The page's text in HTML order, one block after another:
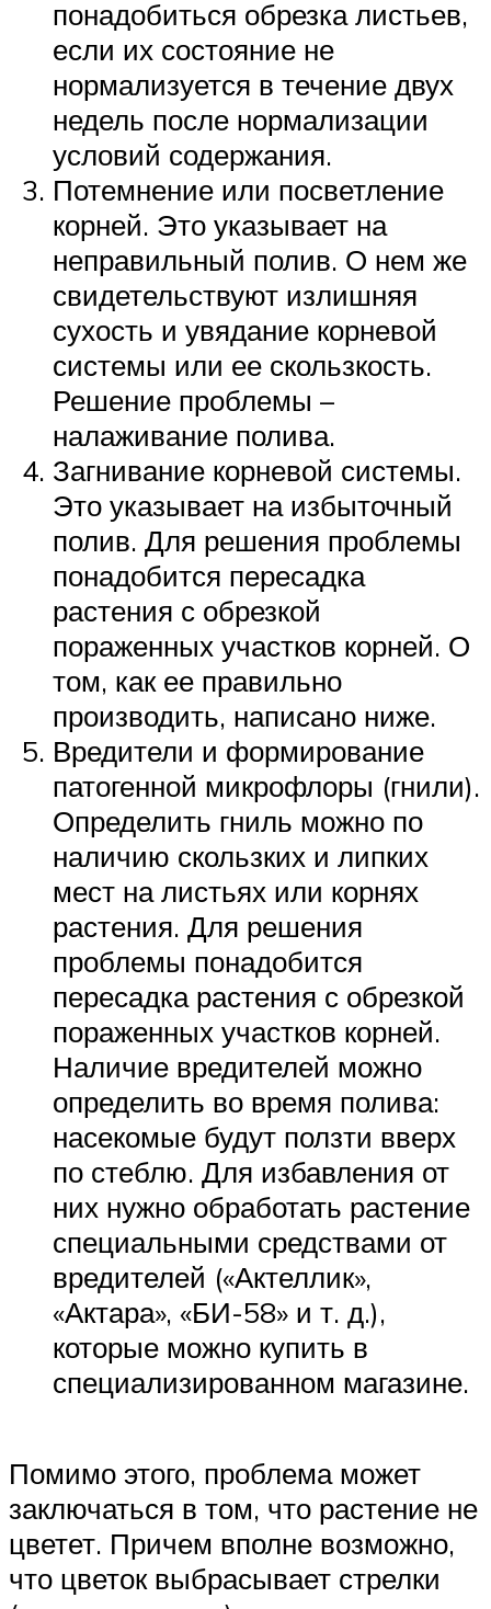
понадобиться обрезка листьев,
если их состояние не
нормализуется в течение двух
недель после нормализации
условий содержания.
Потемнение или посветление
корней. Это указывает на
неправильный полив. О нем же
свидетельствуют излишняя
сухость и увядание корневой
системы или ее скользкость.
Решение проблемы –
налаживание полива.
Загнивание корневой системы.
Это указывает на избыточный
полив. Для решения проблемы
понадобится пересадка
растения с обрезкой
пораженных участков корней. О
том, как ее правильно
производить, написано ниже.
Вредители и формирование
патогенной микрофлоры (гнили).
Определить гниль можно по
наличию скользких и липких
мест на листьях или корнях
растения. Для решения
проблемы понадобится
пересадка растения с обрезкой
пораженных участков корней.
Наличие вредителей можно
определить во время полива:
насекомые будут ползти вверх
по стеблю. Для избавления от
них нужно обработать растение
специальными средствами от
вредителей («Актеллик»,
«Актара», «БИ-58» и т. д.),
которые можно купить в
специализированном магазине.
Помимо этого, проблема может
заключаться в том, что растение не
цветет. Причем вполне возможно,
что цветок выбрасывает стрелки